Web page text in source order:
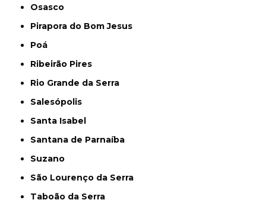
Osasco
Pirapora do Bom Jesus
Poá
Ribeirão Pires
Rio Grande da Serra
Salesópolis
Santa Isabel
Santana de Parnaíba
Suzano
São Lourenço da Serra
Taboão da Serra